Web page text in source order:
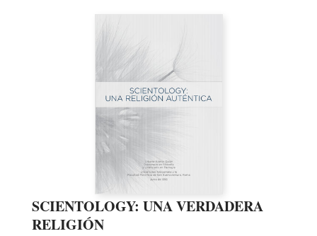
SCIENTOLOGY: UNA VERDADERA
RELIGIÓN